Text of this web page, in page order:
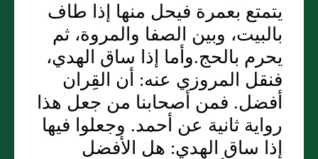
يتمتع بعمرة فيحل منها إذا طاف
بالبيت، وبين الصفا والمروة، ثم
يحرم بالحج‏.‏وأما إذا ساق الهدي،
فنقل المروزي عنه‏:‏ أن القِران
أفضل‏.‏ فمن أصحابنا من جعل هذا
رواية ثانية عن أحمد‏.‏ وجعلوا فيها
إذا ساق الهدي‏:‏ هل الأفضل